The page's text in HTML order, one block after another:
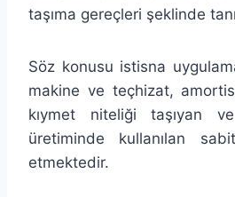
taşıma gereçleri şeklinde
Söz konusu istisna
makine ve teçhizat,
kıymet niteliği taşıyan
üretiminde kullanılan
etmektedir.